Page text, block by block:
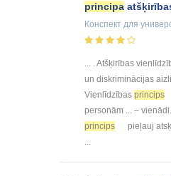
principa
Конспект для
... . Atšķirības
un diskriminācijas
Vienlīdzības princips
personām ... –
princips
pieļauj
...